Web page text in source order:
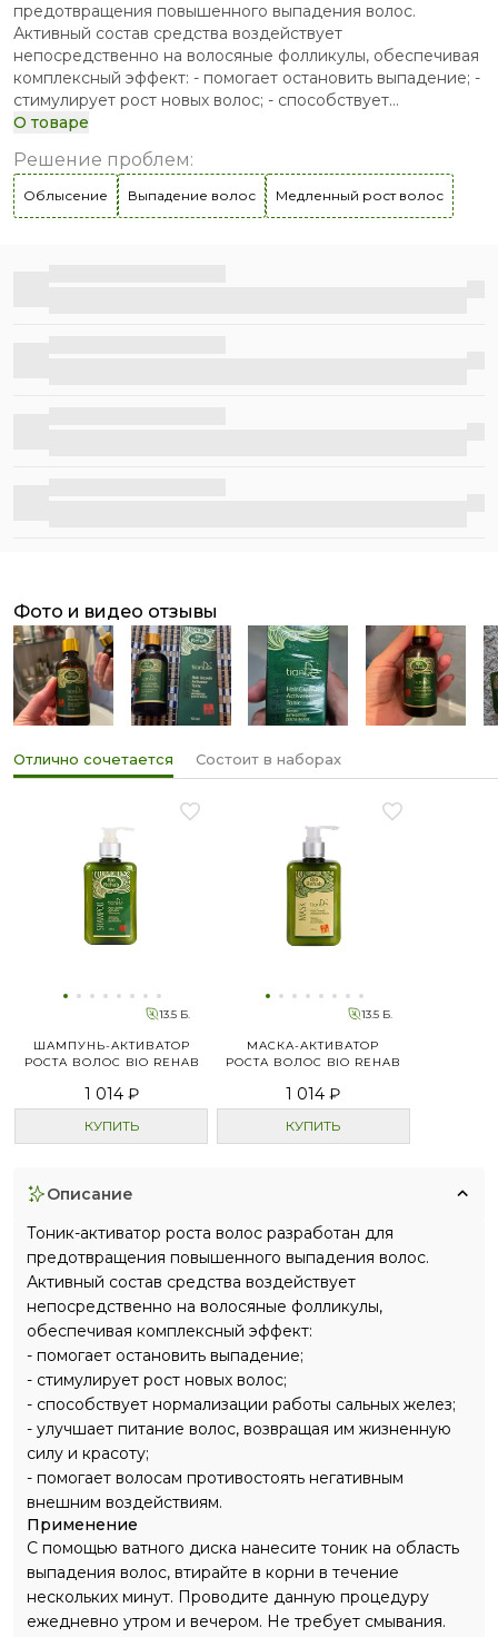
предотвращения повышенного выпадения волос.
Активный состав средства воздействует
непосредственно на волосяные фолликулы, обеспечивая
комплексный эффект: - помогает остановить выпадение; -
стимулирует рост новых волос; - способствует
нормализации работы сальных желез; - улучшает питание
помогает волосам противостоять негативным внешним
воздействиям.
О товаре
Решение проблем:
Облысение Выпадение волос Медленный рост волос
фото и видео отзывы
Отлично сочетается Состоит в наборах
13.5 Б.
ШАМПУНЬ-АКТИВАТОР
РОСТА ВОЛОС BIO REHAB
1 014 ₽
КУПИТЬ
13.5 Б.
МАСКА-АКТИВАТОР
РОСТА ВОЛОС BIO REHAB
1 014 ₽
КУПИТЬ
описание
Тоник-активатор роста волос разработан для
предотвращения повышенного выпадения волос.
Активный состав средства воздействует
непосредственно на волосяные фолликулы,
обеспечивая комплексный эффект:
- помогает остановить выпадение;
- стимулирует рост новых волос;
- способствует нормализации работы сальных желез;
- улучшает питание волос, возвращая им жизненную
силу и красоту;
- помогает волосам противостоять негативным
внешним воздействиям.
Применение
С помощью ватного диска нанесите тоник на область
выпадения волос, втирайте в корни в течение
нескольких минут. Проводите данную процедуру
ежедневно утром и вечером. Не требует смывания.